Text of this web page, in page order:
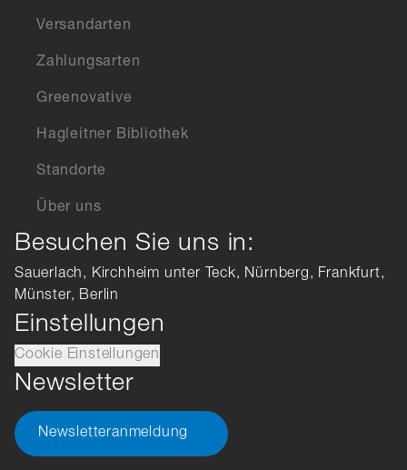
Versandarten
Zahlungsarten
Greenovative
Hagleitner Bibliothek
Standorte
Über uns
Besuchen Sie uns in:
Sauerlach, Kirchheim unter Teck, Nürnberg, Frankfurt,
Münster, Berlin
Einstellungen
Cookie Einstellungen
Newsletter
Newsletteranmeldung